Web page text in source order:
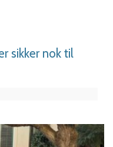
sikker nok til